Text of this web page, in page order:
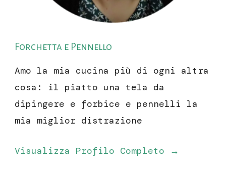
Forchetta e Pennello
Amo la mia cucina più di ogni altra
cosa: il piatto una tela da
dipingere e forbice e pennelli la
mia miglior distrazione
Visualizza Profilo Completo →